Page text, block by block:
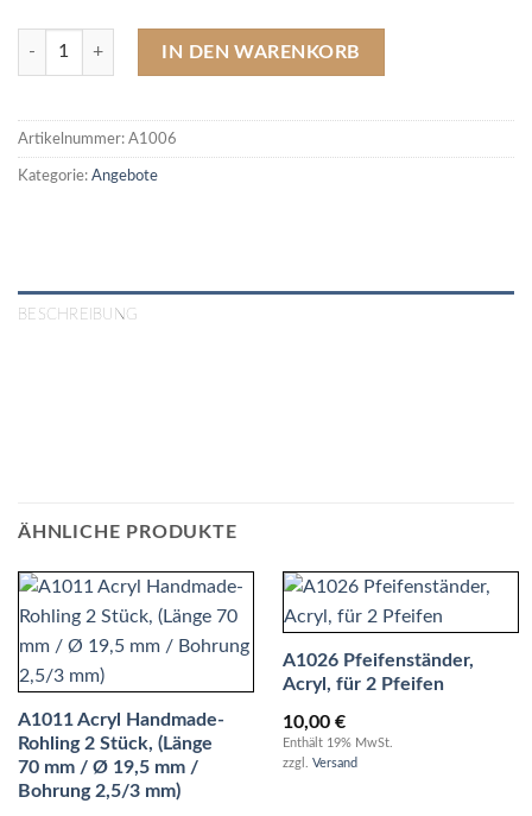
A1006 10 x Ebonit/Kautschuk Mundstück-Rohling (Länge 70 mm / Ø
IN DEN WARENKORB
Artikelnummer: A1006
Kategorie: Angebote
BESCHREIBUNG
ÄHNLICHE PRODUKTE
A1011 Acryl Handmade-
Rohling 2 Stück, (Länge
70 mm / Ø 19,5 mm /
Bohrung 2,5/3 mm)
A1026 Pfeifenständer,
Acryl, für 2 Pfeifen
10,00 €
Enthält 19% MwSt.
zzgl. Versand